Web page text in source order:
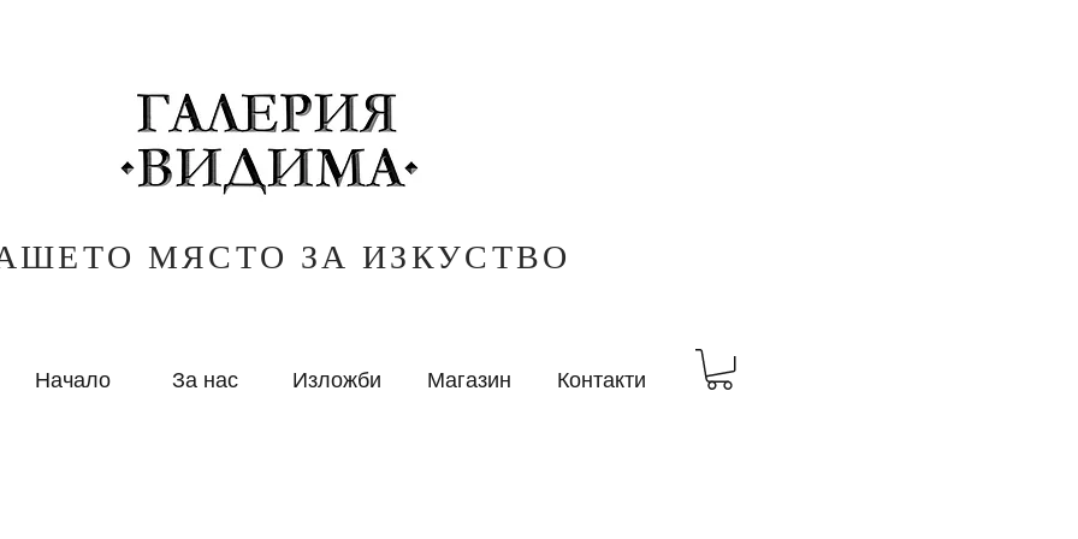
МЯСТО ЗА ИЗКУСТВО
Начало За нас Изложби Магазин Контакти